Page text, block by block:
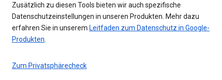
Zusätzlich zu diesen Tools bieten wir auch spezifische
Datenschutzeinstellungen in unseren Produkten. Mehr dazu
erfahren Sie in unserem Leitfaden zum Datenschutz in Google-
Produkten
Zum Privatsphärecheck